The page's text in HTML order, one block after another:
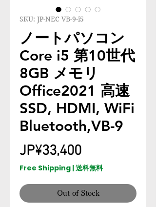
SKU: JP-NEC VB-9-i5
ノートパソコン
Core i5 第10世代
8GB メモリ
Office2021 高速
SSD, HDMI, WiFi
Bluetooth,VB-9
JP¥33,400Price
Free Shipping | 送料無料
Out of Stock